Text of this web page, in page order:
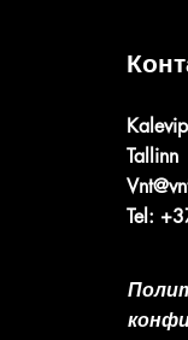
Tallinn
Tel: